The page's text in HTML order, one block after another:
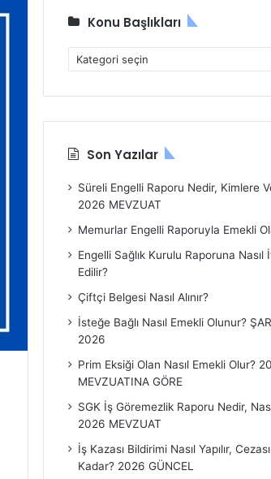
Konu Başlıkları
o
B
ş
ı
l
r
Son Yazılar
Süreli Engelli Raporu Nedir, Kimlere
2026 MEVZUAT
Memurlar Engelli Raporuyla Emekli
Engelli Sağlık Kurulu Raporuna Nasıl
Edilir?
Çiftçi Belgesi Nasıl Alınır?
İsteğe Bağlı Nasıl Emekli Olunur?
2026
Prim Eksiği Olan Nasıl Emekli Olur?
MEVZUATINA GÖRE
SGK İş Göremezlik Raporu Nedir,
2026 MEVZUAT
İş Kazası Bildirimi Nasıl Yapılır,
Kadar? 2026 GÜNCEL